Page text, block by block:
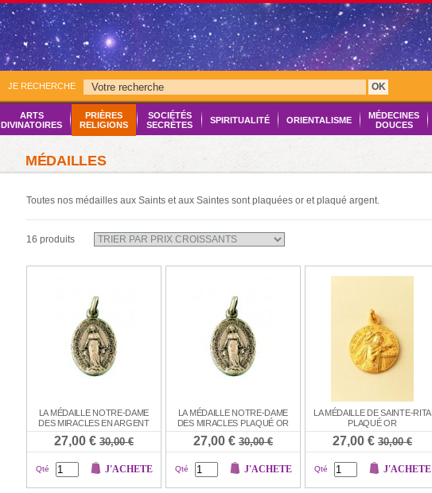
JE RECHERCHE OK
ARTS
DIVINATOIRES
PRIÈRES
RELIGIONS
SOCIÉTÉS
SECRÈTES
SPIRITUALITÉ ORIENTALISME
MÉDECINES
DOUCES
MÉDAILLES
Toutes nos médailles aux Saints et aux Saintes sont plaquées or et plaqué argent.
16 produits
LA MÉDAILLE NOTRE-DAME
DES MIRACLES EN ARGENT
27,00 € 30,00 €
Qté J'ACHETE
LA MÉDAILLE NOTRE-DAME
DES MIRACLES PLAQUÉ OR
27,00 € 30,00 €
Qté J'ACHETE
LA MÉDAILLE DE SAINTE-RITA
PLAQUÉ OR
27,00 € 30,00 €
Qté J'ACHETE